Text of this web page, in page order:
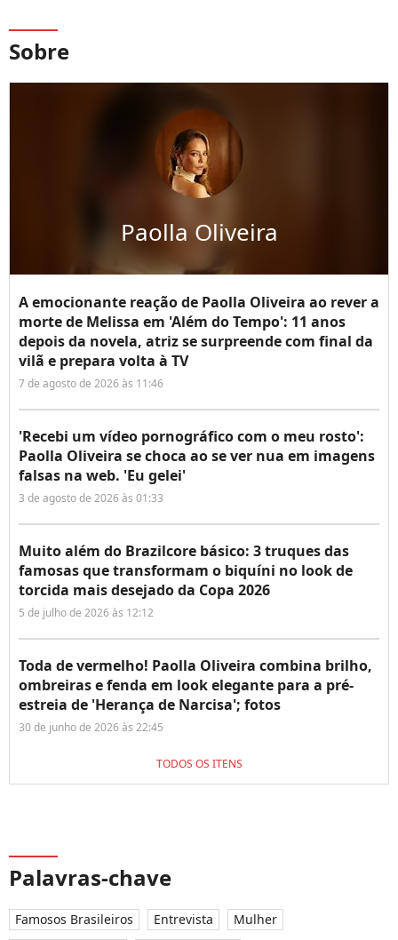
Sobre
Paolla Oliveira
A emocionante reação de Paolla Oliveira ao rever a
morte de Melissa em 'Além do Tempo': 11 anos
depois da novela, atriz se surpreende com final da
vilã e prepara volta à TV
7 de agosto de 2026 às 11:46
'Recebi um vídeo pornográfico com o meu rosto':
Paolla Oliveira se choca ao se ver nua em imagens
falsas na web. 'Eu gelei'
3 de agosto de 2026 às 01:33
Muito além do Brazilcore básico: 3 truques das
famosas que transformam o biquíni no look de
torcida mais desejado da Copa 2026
5 de julho de 2026 às 12:12
Toda de vermelho! Paolla Oliveira combina brilho,
ombreiras e fenda em look elegante para a pré-
estreia de 'Herança de Narcisa'; fotos
30 de junho de 2026 às 22:45
TODOS OS ITENS
Palavras-chave
Famosos Brasileiros Entrevista
Mulher